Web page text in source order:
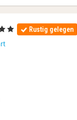
Rustig gelegen